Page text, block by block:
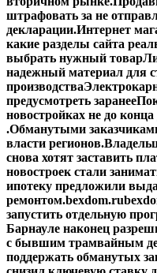
штрафовать за не
декларации.Интернет
какие разделы сайта
выбрать нужный товар
надежный материал для
производства
предусмотреть заранее
новостройках не до
.Обманутыми
власти регионов.
снова хотят заставить
новостроек стали
ипотеку предложили
ремонтом.bexdom.ru
запустить отдельную
Барнауле наконец
с бывшим трамвайным
поддержать обманутых